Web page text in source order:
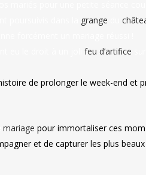
grange du
eu le droit à un jolifeu d’artifice
de prolonger le week-end et
pour immortaliser ces
et de capturer les plus